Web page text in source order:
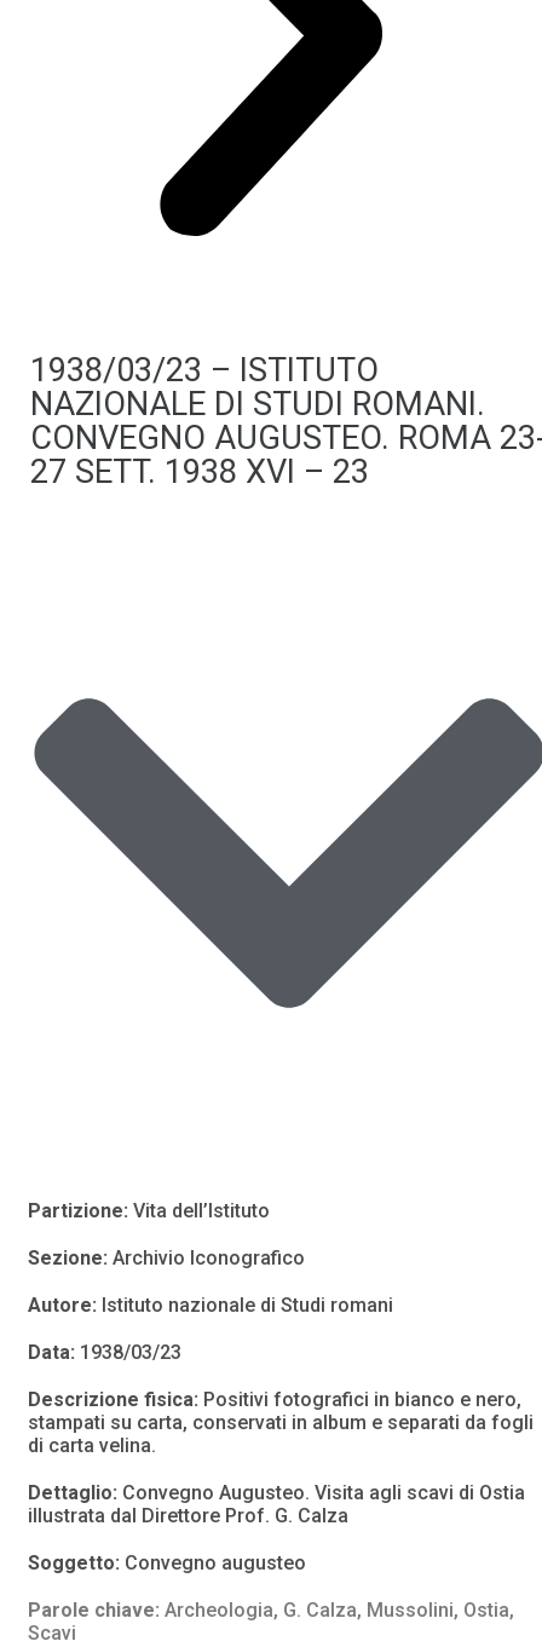
1938/03/23 – ISTITUTO
NAZIONALE DI STUDI ROMANI.
CONVEGNO AUGUSTEO. ROMA
27 SETT. 1938 XVI – 23
Partizione: Vita dell’Istituto
Sezione: Archivio Iconografico
Autore: Istituto nazionale di Studi romani
Data: 1938/03/23
Descrizione fisica: Positivi fotografici in bianco e nero,
stampati su carta, conservati in album e separati da fogli
di carta velina.
Dettaglio: Convegno Augusteo. Visita agli scavi di Ostia
illustrata dal Direttore Prof. G. Calza
Soggetto: Convegno augusteo
Parole chiave: Archeologia, G. Calza, Mussolini, Ostia,
Scavi